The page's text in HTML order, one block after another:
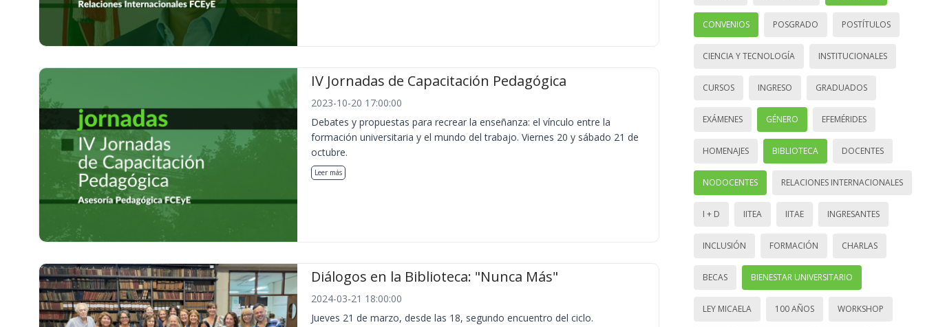
IV Jornadas de Capacitación Pedagógica
2023-10-20 17:00:00
Debates y propuestas para recrear la enseñanza: el vínculo entre la
formación universitaria y el mundo del trabajo. Viernes 20 y sábado 21 de
octubre.
Leer más
Diálogos en la Biblioteca: "Nunca Más"
2024-03-21 18:00:00
Jueves 21 de marzo, desde las 18, segundo encuentro del ciclo.
CONVENIOS POSGRADO POSTÍTULOS
CIENCIA Y TECNOLOGÍA INSTITUCIONALES
CURSOS INGRESO GRADUADOS
EXÁMENES GÉNERO EFEMÉRIDES
HOMENAJES BIBLIOTECA DOCENTES
NODOCENTES RELACIONES INTERNACIONALES
I + D IITEA IITAE INGRESANTES
INCLUSIÓN FORMACIÓN CHARLAS
BECAS BIENESTAR UNIVERSITARIO
LEY MICAELA 100 AÑOS WORKSHOP